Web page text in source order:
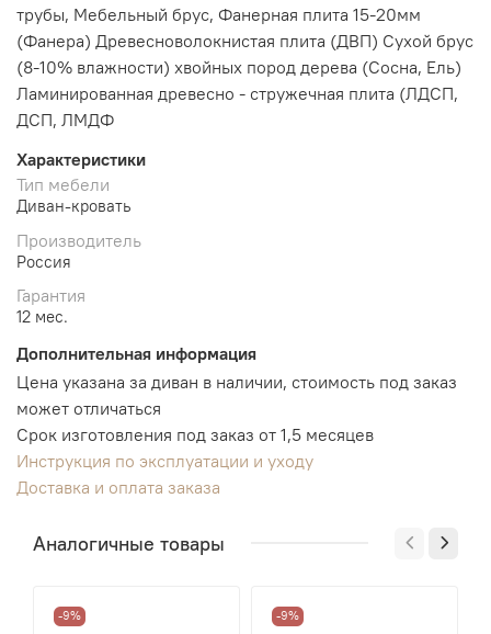
трубы, Мебельный брус, Фанерная плита 15-20мм
(Фанера) Древесноволокнистая плита (ДВП) Сухой брус
(8-10% влажности) хвойных пород дерева (Сосна, Ель)
Ламинированная древесно - стружечная плита (ЛДСП,
ДСП, ЛМДФ
Характеристики
Тип мебели
Диван-кровать
Производитель
Россия
Гарантия
12 мес.
Дополнительная информация
Цена указана за диван в наличии, стоимость под заказ
может отличаться
Срок изготовления под заказ от 1,5 месяцев
Инструкция по эксплуатации и уходу
Доставка и оплата заказа
Аналогичные товары
-9% -9%